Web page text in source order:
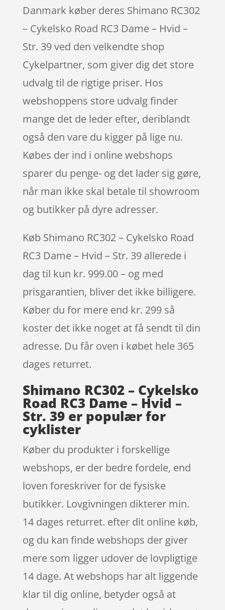
Danmark køber deres Shimano RC302
– Cykelsko Road RC3 Dame – Hvid –
Str. 39 ved den velkendte shop
Cykelpartner, som giver dig det store
udvalg til de rigtige priser. Hos
webshoppens store udvalg finder
mange det de leder efter, deriblandt
også den vare du kigger på lige nu.
Købes der ind i online webshops
sparer du penge- og det lader sig gøre,
når man ikke skal betale til showroom
og butikker på dyre adresser.
Køb Shimano RC302 – Cykelsko Road
RC3 Dame – Hvid – Str. 39 allerede i
dag til kun kr. 999.00 – og med
prisgarantien, bliver det ikke billigere.
Køber du for mere end kr. 299 så
koster det ikke noget at få sendt til din
adresse. Du får oven i købet hele 365
dages returret.
Shimano RC302 – Cykelsko
Road RC3 Dame – Hvid –
Str. 39 er populær for
cyklister
Køber du produkter i forskellige
webshops, er der bedre fordele, end
loven foreskriver for de fysiske
butikker. Lovgivningen dikterer min.
14 dages returret. efter dit online køb,
og du kan finde webshops der giver
mere som ligger udover de lovpligtige
14 dage. At webshops har alt liggende
klar til dig online, betyder også at